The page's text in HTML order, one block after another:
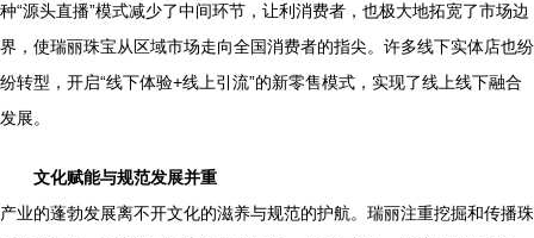
种“源头直播”模式减少了中间环节，让利消费者，也极大地拓宽了市场边
界，使瑞丽珠宝从区域市场走向全国消费者的指尖。许多线下实体店也纷
纷转型，开启“线下体验+线上引流”的新零售模式，实现了线上线下融合
发展。
文化赋能与规范发展并重
产业的蓬勃发展离不开文化的滋养与规范的护航。瑞丽注重挖掘和传播珠